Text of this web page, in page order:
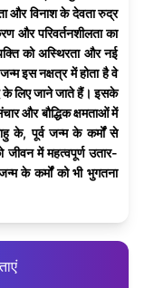
और विनाश के देवता रुद्र
और परिवर्तनशीलता का
को अस्थिरता और नई
इस नक्षत्र में होता है वे
के लिए जाने जाते हैं। इसके
और बौद्धिक क्षमताओं में
के, पूर्व जन्म के कर्मों से
में महत्वपूर्ण उतार-
के कर्मों को भी भुगतना